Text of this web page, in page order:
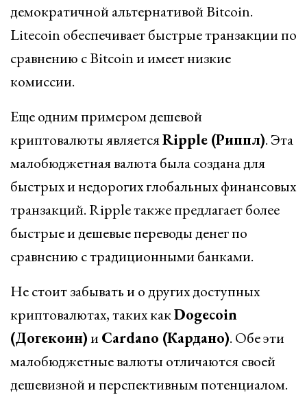
демократичной альтернативой Bitcoin.
Litecoin обеспечивает быстрые транзакции по
сравнению с Bitcoin и имеет низкие
комиссии.
Еще одним примером дешевой
криптовалюты являетсяRipple (Риппл). Эта
малобюджетная валюта была создана для
быстрых и недорогих глобальных финансовых
транзакций. Ripple также предлагает более
быстрые и дешевые переводы денег по
сравнению с традиционными банками.
Не стоит забывать и о других доступных
криптовалютах, таких какDogecoin
(Догекоин)и Cardano (Кардано). Обе эти
малобюджетные валюты отличаются своей
дешевизной и перспективным потенциалом.